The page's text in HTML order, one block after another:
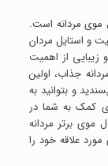
موی مردانه است.
و استایل مردان
زیبایی از اهمیت
جذاب، اولین
و بتوانید به
کمک به شما در
موی برتر مردانه
مورد علاقه خود را